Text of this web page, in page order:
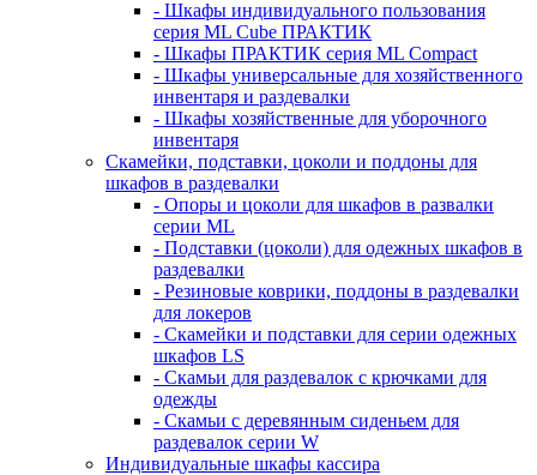
- Шкафы индивидуального пользования
серия ML Cube ПРАКТИК
- Шкафы ПРАКТИК серия ML Compact
- Шкафы универсальные для хозяйственного
инвентаря и раздевалки
- Шкафы хозяйственные для уборочного
инвентаря
Скамейки, подставки, цоколи и поддоны для
шкафов в раздевалки
- Опоры и цоколи для шкафов в развалки
серии ML
- Подставки (цоколи) для одежных шкафов в
раздевалки
- Резиновые коврики, поддоны в раздевалки
для локеров
- Скамейки и подставки для серии одежных
шкафов LS
- Скамьи для раздевалок с крючками для
одежды
- Скамьи с деревянным сиденьем для
раздевалок серии W
Индивидуальные шкафы кассира